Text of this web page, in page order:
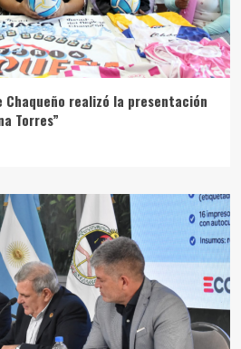
realizó la presentación
Torres”